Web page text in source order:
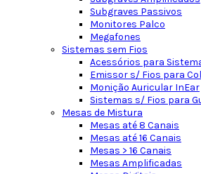
Subgraves Passivos
Monitores Palco
Megafones
Sistemas sem Fios
Acessórios para
Emissor s/ Fios para
Monição Auricular InEar
Sistemas s/ Fios para
Mesas de Mistura
Mesas até 8 Canais
Mesas até 16 Canais
Mesas > 16 Canais
Mesas Amplificadas